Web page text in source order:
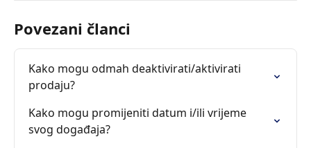
Povezani članci
Kako mogu odmah deaktivirati/aktivirati
prodaju?
Kako mogu promijeniti datum i/ili vrijeme
svog događaja?